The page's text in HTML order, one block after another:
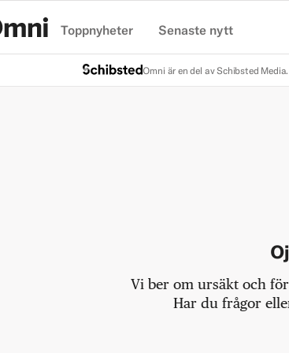
Toppnyheter Senaste nytt
Omni är en del av Schibsted Media.
Vi ber om ursäkt och
Har du frågor